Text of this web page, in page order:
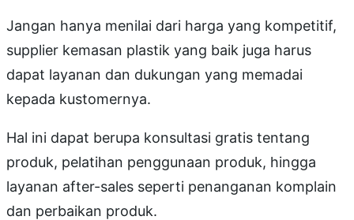
Jangan hanya menilai dari harga yang kompetitif,
supplier kemasan plastik yang baik juga harus
dapat layanan dan dukungan yang memadai
kepada kustomernya.
Hal ini dapat berupa konsultasi gratis tentang
produk, pelatihan penggunaan produk, hingga
layanan after-sales seperti penanganan komplain
dan perbaikan produk.